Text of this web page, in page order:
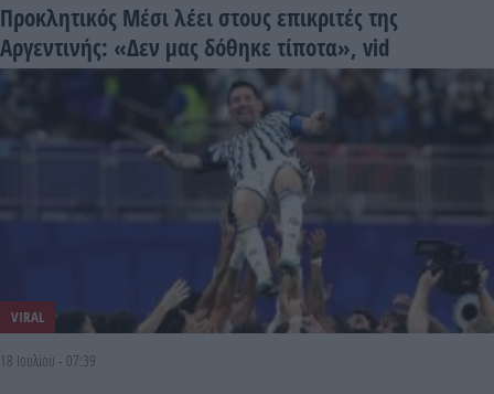
Προκλητικός Μέσι λέει στους επικριτές της
Αργεντινής: «Δεν μας δόθηκε τίποτα», vid
VIRAL
18 Ιουλίου - 07:39